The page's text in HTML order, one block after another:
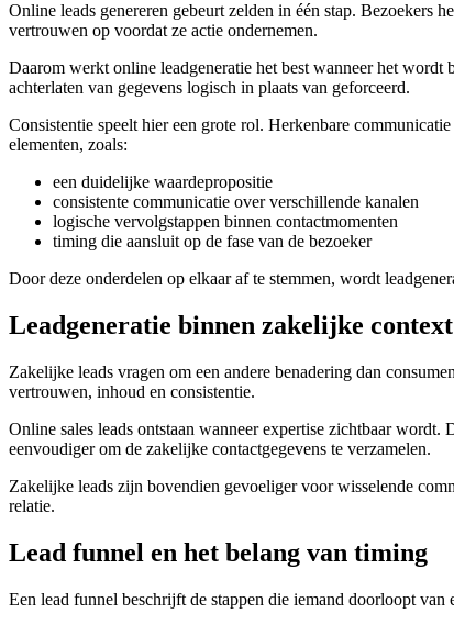
Online leads genereren gebeurt zelden in één stap. Bezoekers
vertrouwen op voordat ze actie ondernemen.
Daarom werkt online leadgeneratie het best wanneer het wordt
achterlaten van gegevens logisch in plaats van geforceerd.
Consistentie speelt hier een grote rol. Herkenbare
elementen, zoals:
een duidelijke waardepropositie
consistente communicatie over verschillende kanalen
logische vervolgstappen binnen contactmomenten
timing die aansluit op de fase van de bezoeker
Door deze onderdelen op elkaar af te stemmen, wordt
Leadgeneratie binnen zakelijke context
Zakelijke leads vragen om een andere benadering dan
vertrouwen, inhoud en consistentie.
Online sales leads ontstaan wanneer expertise zichtbaar
eenvoudiger om de zakelijke contactgegevens te verzamelen.
Zakelijke leads zijn bovendien gevoeliger voor wisselende
relatie.
Lead funnel en het belang van timing
Een lead funnel beschrijft de stappen die iemand doorloopt